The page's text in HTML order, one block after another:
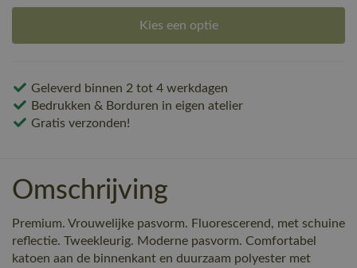
Kies een optie
Geleverd binnen 2 tot 4 werkdagen
Bedrukken & Borduren in eigen atelier
Gratis verzonden!
Omschrijving
Premium. Vrouwelijke pasvorm. Fluorescerend, met schuine
reflectie. Tweekleurig. Moderne pasvorm. Comfortabel
katoen aan de binnenkant en duurzaam polyester met